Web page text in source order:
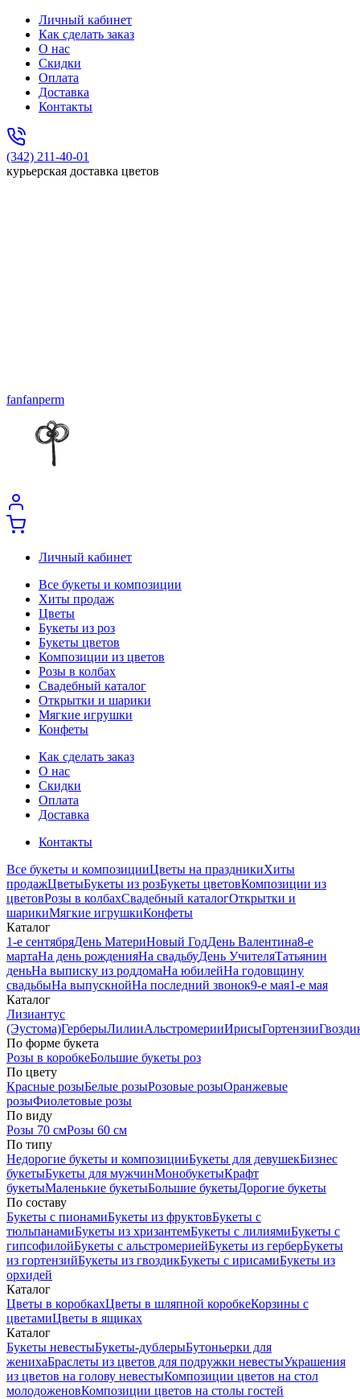
Личный кабинет
Как сделать заказ
О нас
Скидки
Оплата
Доставка
Контакты
(342) 211-40-01
курьерская доставка цветов
fanfanperm
Личный кабинет
Все букеты и композиции
Хиты продаж
Цветы
Букеты из роз
Букеты цветов
Композиции из цветов
Розы в колбах
Свадебный каталог
Открытки и шарики
Мягкие игрушки
Конфеты
Как сделать заказ
О нас
Скидки
Оплата
Доставка
Контакты
Все букеты и композицииЦветы на праздникиХиты
продажЦветыБукеты из розБукеты цветовКомпозиции из
цветовРозы в колбахСвадебный каталогОткрытки и
шарикиМягкие игрушкиКонфеты
Каталог
1-е сентябряДень МатериНовый ГодДень Валентина8-е
мартаНа день рожденияНа свадьбуДень УчителяТатьянин
деньНа выписку из роддомаНа юбилейНа годовщину
свадьбыНа выпускнойНа последний звонок9-е мая1-е мая
Каталог
Лизиантус
(Эустома)ГерберыЛилииАльстромерииИрисыГортензии
По форме букета
Розы в коробкеБольшие букеты роз
По цвету
Красные розыБелые розыРозовые розыОранжевые
розыФиолетовые розы
По виду
Розы 70 смРозы 60 см
По типу
Недорогие букеты и композицииБукеты для девушекБизнес
букетыБукеты для мужчинМонобукетыКрафт
букетыМаленькие букетыБольшие букетыДорогие букеты
По составу
Букеты с пионамиБукеты из фруктовБукеты с
тюльпанамиБукеты из хризантемБукеты с лилиямиБукеты с
гипсофилойБукеты с альстромериейБукеты из герберБукеты
из гортензийБукеты из гвоздикБукеты с ирисамиБукеты из
орхидей
Каталог
Цветы в коробкахЦветы в шляпной коробкеКорзины с
цветамиЦветы в ящиках
Каталог
Букеты невестыБукеты-дублерыБутоньерки для
женихаБраслеты из цветов для подружки невестыУкрашения
из цветов на голову невестыКомпозиции цветов на стол
молодоженовКомпозиции цветов на столы гостей